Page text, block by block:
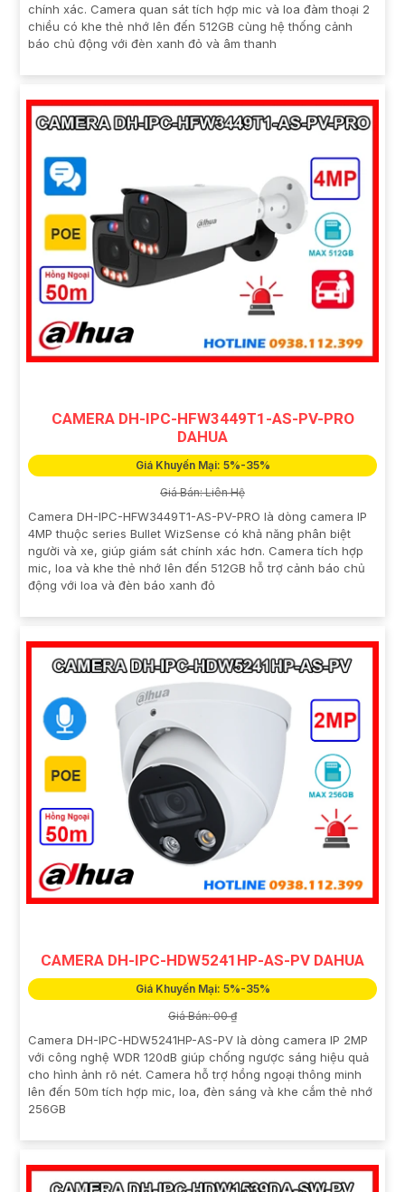
chính xác. Camera quan sát tích hợp mic và loa đàm thoại 2
chiều có khe thẻ nhớ lên đến 512GB cùng hệ thống cảnh
báo chủ động với đèn xanh đỏ và âm thanh
CAMERA DH-IPC-HFW3449T1-AS-PV-PRO
DAHUA
Giá Khuyến Mại: 5%-35%
Giá Bán: Liên Hệ
Camera DH-IPC-HFW3449T1-AS-PV-PRO là dòng camera IP
4MP thuộc series Bullet WizSense có khả năng phân biệt
người và xe, giúp giám sát chính xác hơn. Camera tích hợp
mic, loa và khe thẻ nhớ lên đến 512GB hỗ trợ cảnh báo chủ
động với loa và đèn báo xanh đỏ
CAMERA DH-IPC-HDW5241HP-AS-PV DAHUA
Giá Khuyến Mại: 5%-35%
Giá Bán: 00 ₫
Camera DH-IPC-HDW5241HP-AS-PV là dòng camera IP 2MP
với công nghệ WDR 120dB giúp chống ngược sáng hiệu quả
cho hình ảnh rõ nét. Camera hỗ trợ hồng ngoại thông minh
lên đến 50m tích hợp mic, loa, đèn sáng và khe cắm thẻ nhớ
256GB